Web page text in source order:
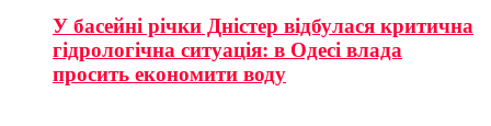
У басейні річки Дністер відбулася критична
гідрологічна ситуація: в Одесі влада
просить економити воду